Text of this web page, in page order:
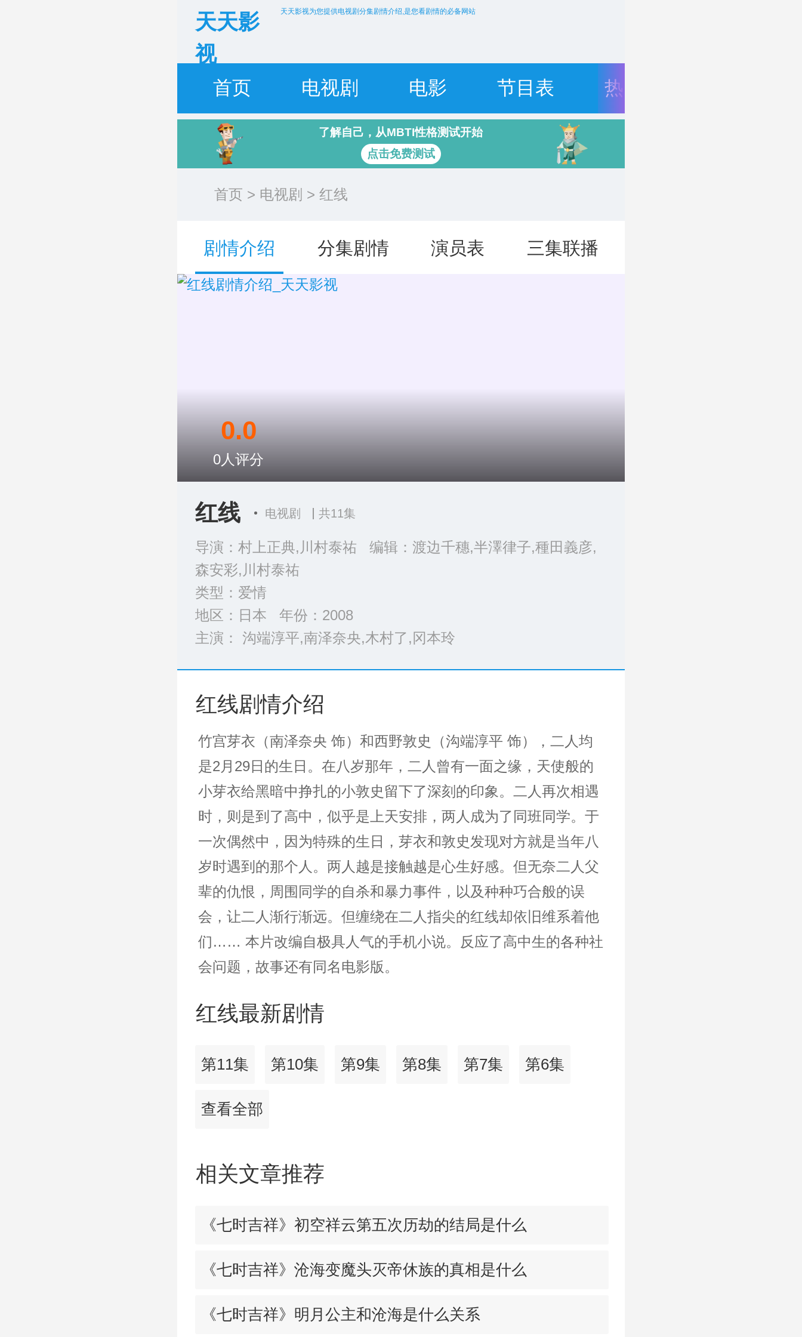
天天影
视
天天影视为您提供电视剧分集剧情介绍,是您看剧情的必备网站
首页 电视剧 电影 节目表 热门资讯
了解自己，从MBTI性格测试开始
点击免费测试
首页 > 电视剧 > 红线
剧情介绍 分集剧情 演员表 三集联播
红线 电视剧 共11集
导演：村上正典,川村泰祐 编辑：渡边千穗,半澤律子,種田義彦,
森安彩,川村泰祐
类型： 爱情
地区：日本 年份： 2008
主演： 沟端淳平,南泽奈央,木村了,冈本玲
0.0
0人评分
红线剧情介绍
竹宫芽衣（南泽奈央 饰）和西野敦史（沟端淳平 饰），二人均
是2月29日的生日。在八岁那年，二人曾有一面之缘，天使般的
小芽衣给黑暗中挣扎的小敦史留下了深刻的印象。二人再次相遇
时，则是到了高中，似乎是上天安排，两人成为了同班同学。于
一次偶然中，因为特殊的生日，芽衣和敦史发现对方就是当年八
岁时遇到的那个人。两人越是接触越是心生好感。但无奈二人父
辈的仇恨，周围同学的自杀和暴力事件，以及种种巧合般的误
会，让二人渐行渐远。但缠绕在二人指尖的红线却依旧维系着他
们…… 本片改编自极具人气的手机小说。反应了高中生的各种社
会问题，故事还有同名电影版。
红线最新剧情
第11集 第10集 第9集 第8集 第7集 第6集
查看全部
相关文章推荐
《七时吉祥》初空祥云第五次历劫的结局是什么
《七时吉祥》沧海变魔头灭帝休族的真相是什么
《七时吉祥》明月公主和沧海是什么关系